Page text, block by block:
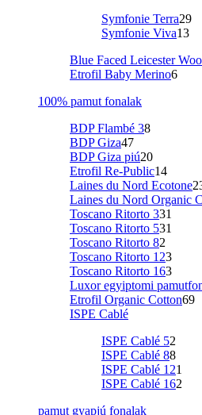
Symfonie Terra29
Symfonie Viva13
Blue Faced Leicester
Etrofil Baby Merino6
100% pamut fonalak
BDP Flambé 38
BDP Giza47
BDP Giza piú20
Etrofil Re-Public14
Laines du Nord Ecotone
Laines du Nord Organic
Toscano Ritorto 331
Toscano Ritorto 531
Toscano Ritorto 82
Toscano Ritorto 123
Toscano Ritorto 163
Luxor egyiptomi
Etrofil Organic Cotton69
ISPE Cablé
ISPE Cablé 52
ISPE Cablé 88
ISPE Cablé 121
ISPE Cablé 162
pamut gyapjú fonalak